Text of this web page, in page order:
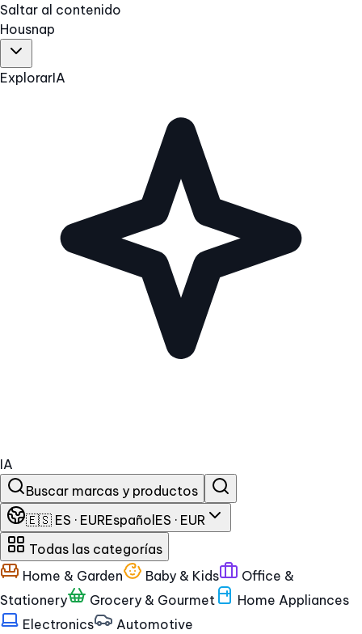
Saltar al contenido
Housnap
ExplorarIA
IA
Buscar marcas y productos
🇪🇸 ES · EUREspañol ES · EUR
Todas las categorías
Home & Garden
Baby & Kids
Office &
Stationery
Grocery & Gourmet
Home Appliances
Electronics
Automotive